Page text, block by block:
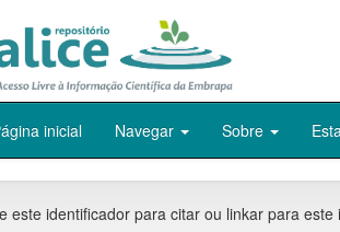
inicial Navegar Sobre
este identificador para citar ou linkar para este